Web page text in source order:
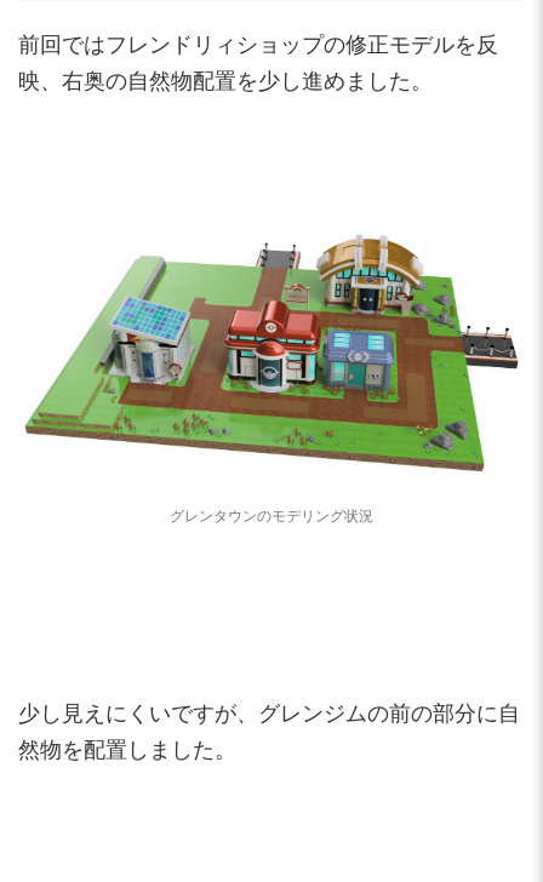
前回ではフレンドリィショップの修正モデルを反
映、右奥の自然物配置を少し進めました。
グレンタウンのモデリング状況
少し見えにくいですが、グレンジムの前の部分に自
然物を配置しました。